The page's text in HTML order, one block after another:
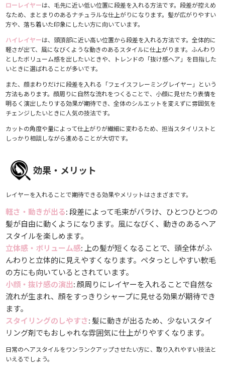
ローレイヤーは、毛先に近い低い位置に段差を入れる方法です。段差が控えめ
なため、まとまりのあるナチュラルな仕上がりになります。髪が広がりやすい
方や、落ち着いた印象にしたい方に向いています。
ハイレイヤーは、頭頂部に近い高い位置から段差を入れる方法です。全体的に
軽さが出て、風になびくような動きのあるスタイルに仕上がります。ふんわり
としたボリューム感を出したいときや、トレンドの「抜け感ヘア」を目指した
いときに選ばれることが多いです。
また、顔まわりだけに段差を入れる「フェイスフレーミングレイヤー」という
方法もあります。顔周りに自然な流れをつくることで、小顔に見せたり表情を
明るく演出したりする効果が期待でき、全体のシルエットを変えずに雰囲気を
チェンジしたいときに人気の技法です。
カットの角度や量によって仕上がりが繊細に変わるため、担当スタイリストと
しっかり相談しながら進めることが大切です。
効果・メリット
レイヤーを入れることで期待できる効果やメリットはさまざまです。
軽さ・動きが出る: 段差によって毛束がバラけ、ひとつひとつの
髪が自由に動くようになります。風になびく、動きのあるヘア
スタイルを楽しめます。
立体感・ボリューム感: 上の髪が短くなることで、頭全体がふ
んわりと立体的に見えやすくなります。ペタっとしやすい軟毛
の方にも向いているとされています。
小顔・抜け感の演出: 顔周りにレイヤーを入れることで自然な
流れが生まれ、顔をすっきりシャープに見せる効果が期待でき
ます。
スタイリングのしやすさ: 髪に動きが出るため、少ないスタイ
リング剤でもおしゃれな雰囲気に仕上がりやすくなります。
日常のヘアスタイルをワンランクアップさせたい方に、取り入れやすい技法と
いえるでしょう。